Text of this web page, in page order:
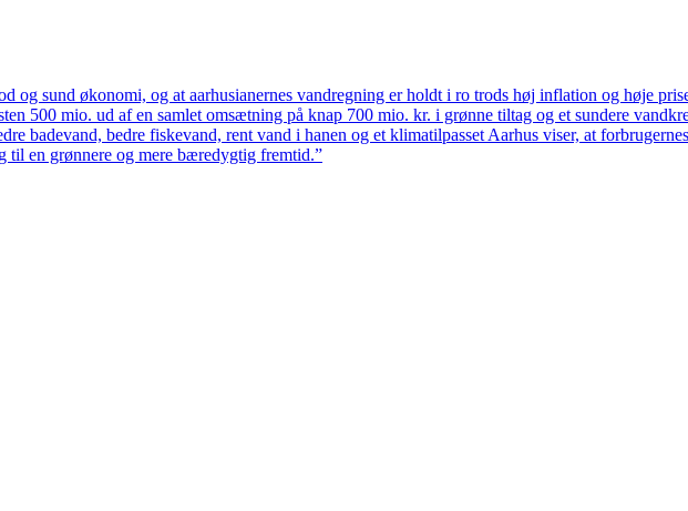
og sund økonomi, og at aarhusianernes vandregning er holdt i ro trods høj inflation og høje
500 mio. ud af en samlet omsætning på knap 700 mio. kr. i grønne tiltag og et sundere
badevand, bedre fiskevand, rent vand i hanen og et klimatilpasset Aarhus viser, at
til en grønnere og mere bæredygtig fremtid.”